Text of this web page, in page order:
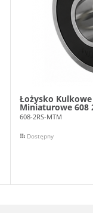
Łożysko
Miniaturowe 608
608-2RS-MTM
Dostępny